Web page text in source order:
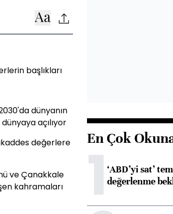
başlıkları
dünyanın
açılıyor
değerlere
ve Çanakkale
kahramaları
En Çok
1‘ABD’yi sat’
değerlenme